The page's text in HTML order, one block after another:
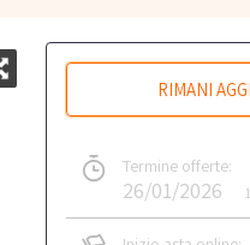
RIMANI
Termine offerte:
26/01/2026